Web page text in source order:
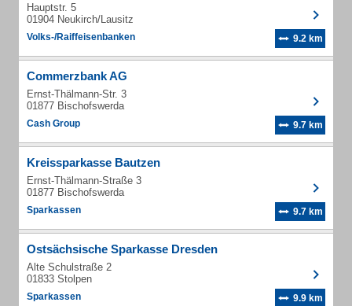
Hauptstr. 5
01904 Neukirch/Lausitz
Volks-/Raiffeisenbanken 9.2 km
Commerzbank AG
Ernst-Thälmann-Str. 3
01877 Bischofswerda
Cash Group 9.7 km
Kreissparkasse Bautzen
Ernst-Thälmann-Straße 3
01877 Bischofswerda
Sparkassen 9.7 km
Ostsächsische Sparkasse Dresden
Alte Schulstraße 2
01833 Stolpen
Sparkassen 9.9 km